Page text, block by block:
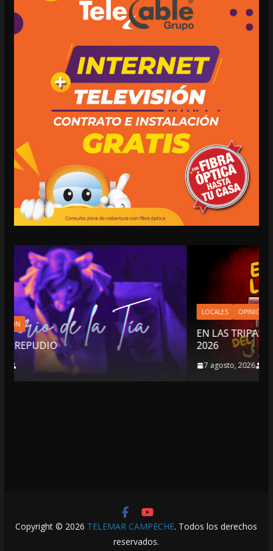
LOCALES OPINIÓN
EN LAS TRIPAS DEL JAGUAR: 07 DE AGOSTO DE
2026
7 agosto, 2026
Copyright © 2026 TELEMAR CAMPECHE. Todos los derechos
reservados.